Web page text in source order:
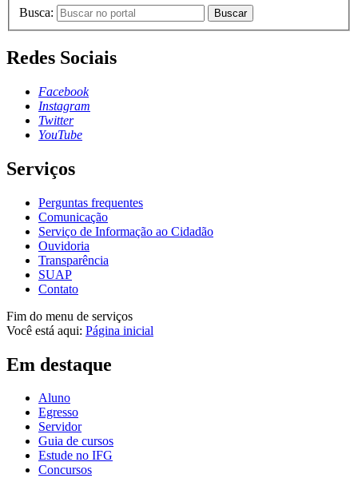
Busca: Buscar
Redes Sociais
Facebook
Instagram
Twitter
YouTube
Serviços
Perguntas frequentes
Comunicação
Serviço de Informação ao Cidadão
Ouvidoria
Transparência
SUAP
Contato
Fim do menu de serviços
Você está aqui: Página inicial
Em destaque
Aluno
Egresso
Servidor
Guia de cursos
Estude no IFG
Concursos